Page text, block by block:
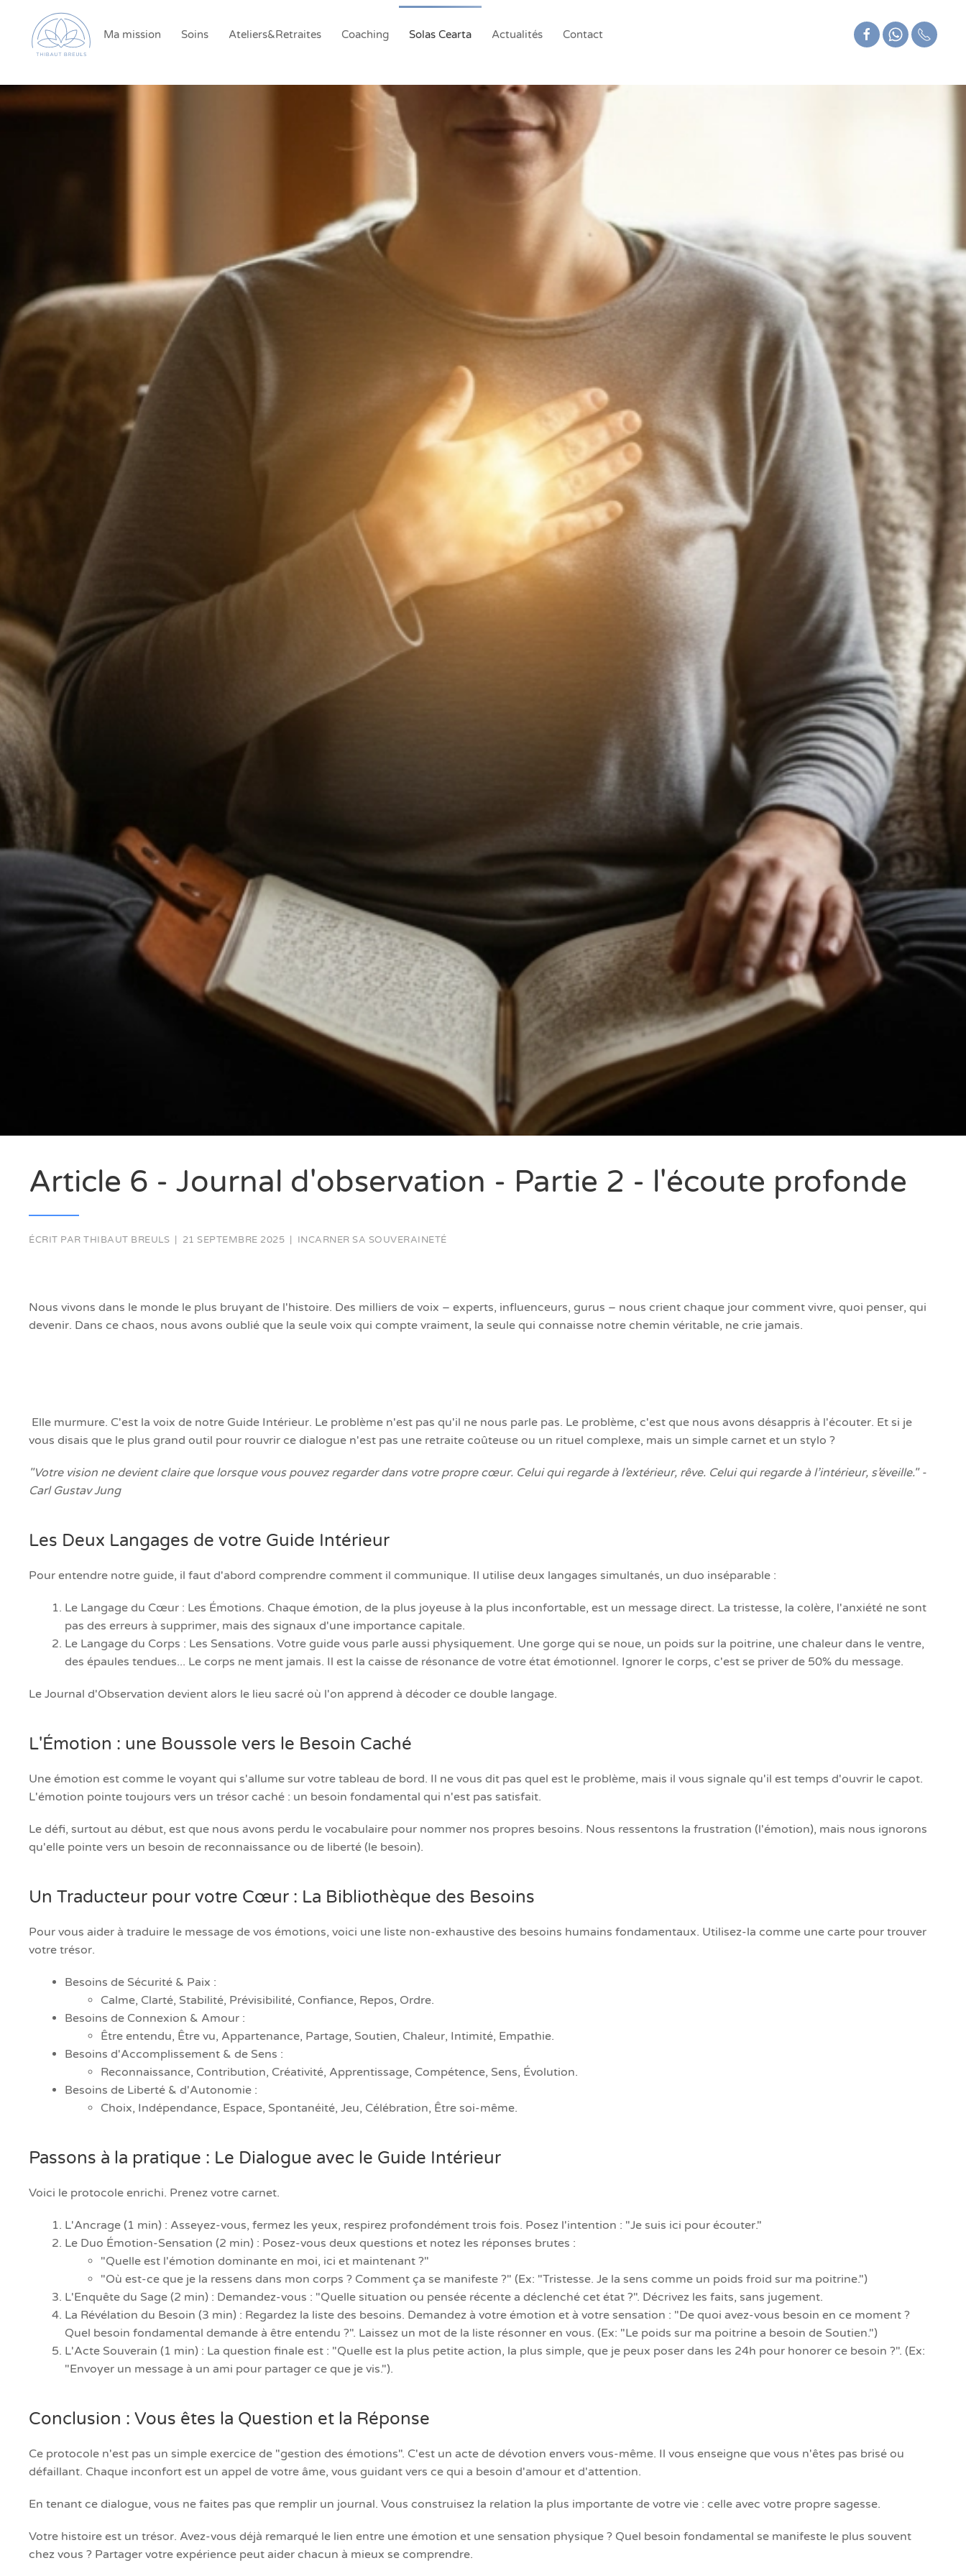
Ma mission Soins Ateliers&Retraites Coaching Solas Cearta Actualités Contact
Article 6 - Journal d'observation - Partie 2 - l'écoute profonde
ÉCRIT PAR THIBAUT BREULS 21 SEPTEMBRE 2025 INCARNER SA SOUVERAINETÉ
Nous vivons dans le monde le plus bruyant de l'histoire. Des milliers de voix – experts, influenceurs, gurus – nous crient chaque jour comment vivre, quoi penser, qui
devenir. Dans ce chaos, nous avons oublié que la seule voix qui compte vraiment, la seule qui connaisse notre chemin véritable, ne crie jamais.
Elle murmure. C'est la voix de notre Guide Intérieur. Le problème n'est pas qu'il ne nous parle pas. Le problème, c'est que nous avons désappris à l'écouter. Et si je
vous disais que le plus grand outil pour rouvrir ce dialogue n'est pas une retraite coûteuse ou un rituel complexe, mais un simple carnet et un stylo ?
"Votre vision ne devient claire que lorsque vous pouvez regarder dans votre propre cœur. Celui qui regarde à l’extérieur, rêve. Celui qui regarde à l’intérieur, s’éveille." -
Carl Gustav Jung
Les Deux Langages de votre Guide Intérieur
Pour entendre notre guide, il faut d'abord comprendre comment il communique. Il utilise deux langages simultanés, un duo inséparable :
Le Langage du Cœur : Les Émotions. Chaque émotion, de la plus joyeuse à la plus inconfortable, est un message direct. La tristesse, la colère, l'anxiété ne sont
pas des erreurs à supprimer, mais des signaux d'une importance capitale.
Le Langage du Corps : Les Sensations. Votre guide vous parle aussi physiquement. Une gorge qui se noue, un poids sur la poitrine, une chaleur dans le ventre,
des épaules tendues... Le corps ne ment jamais. Il est la caisse de résonance de votre état émotionnel. Ignorer le corps, c'est se priver de 50% du message.
Le Journal d'Observation devient alors le lieu sacré où l'on apprend à décoder ce double langage.
L'Émotion : une Boussole vers le Besoin Caché
Une émotion est comme le voyant qui s'allume sur votre tableau de bord. Il ne vous dit pas quel est le problème, mais il vous signale qu'il est temps d'ouvrir le capot.
L'émotion pointe toujours vers un trésor caché : un besoin fondamental qui n'est pas satisfait.
Le défi, surtout au début, est que nous avons perdu le vocabulaire pour nommer nos propres besoins. Nous ressentons la frustration (l'émotion), mais nous ignorons
qu'elle pointe vers un besoin de reconnaissance ou de liberté (le besoin).
Un Traducteur pour votre Cœur : La Bibliothèque des Besoins
Pour vous aider à traduire le message de vos émotions, voici une liste non-exhaustive des besoins humains fondamentaux. Utilisez-la comme une carte pour trouver
votre trésor.
Besoins de Sécurité & Paix :
Calme, Clarté, Stabilité, Prévisibilité, Confiance, Repos, Ordre.
Besoins de Connexion & Amour :
Être entendu, Être vu, Appartenance, Partage, Soutien, Chaleur, Intimité, Empathie.
Besoins d'Accomplissement & de Sens :
Reconnaissance, Contribution, Créativité, Apprentissage, Compétence, Sens, Évolution.
Besoins de Liberté & d'Autonomie :
Choix, Indépendance, Espace, Spontanéité, Jeu, Célébration, Être soi-même.
Passons à la pratique : Le Dialogue avec le Guide Intérieur
Voici le protocole enrichi. Prenez votre carnet.
L'Ancrage (1 min) : Asseyez-vous, fermez les yeux, respirez profondément trois fois. Posez l'intention : "Je suis ici pour écouter."
Le Duo Émotion-Sensation (2 min) : Posez-vous deux questions et notez les réponses brutes :
"Quelle est l'émotion dominante en moi, ici et maintenant ?"
"Où est-ce que je la ressens dans mon corps ? Comment ça se manifeste ?" (Ex: "Tristesse. Je la sens comme un poids froid sur ma poitrine.")
L'Enquête du Sage (2 min) : Demandez-vous : "Quelle situation ou pensée récente a déclenché cet état ?". Décrivez les faits, sans jugement.
La Révélation du Besoin (3 min) : Regardez la liste des besoins. Demandez à votre émotion et à votre sensation : "De quoi avez-vous besoin en ce moment ?
Quel besoin fondamental demande à être entendu ?". Laissez un mot de la liste résonner en vous. (Ex: "Le poids sur ma poitrine a besoin de Soutien.")
L'Acte Souverain (1 min) : La question finale est : "Quelle est la plus petite action, la plus simple, que je peux poser dans les 24h pour honorer ce besoin ?". (Ex:
"Envoyer un message à un ami pour partager ce que je vis.").
Conclusion : Vous êtes la Question et la Réponse
Ce protocole n'est pas un simple exercice de "gestion des émotions". C'est un acte de dévotion envers vous-même. Il vous enseigne que vous n'êtes pas brisé ou
défaillant. Chaque inconfort est un appel de votre âme, vous guidant vers ce qui a besoin d'amour et d'attention.
En tenant ce dialogue, vous ne faites pas que remplir un journal. Vous construisez la relation la plus importante de votre vie : celle avec votre propre sagesse.
Votre histoire est un trésor. Avez-vous déjà remarqué le lien entre une émotion et une sensation physique ? Quel besoin fondamental se manifeste le plus souvent
chez vous ? Partager votre expérience peut aider chacun à mieux se comprendre.